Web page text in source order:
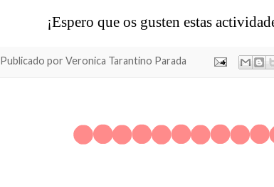
¡Espero que os gusten estas
Publicado por Veronica Tarantino Parada